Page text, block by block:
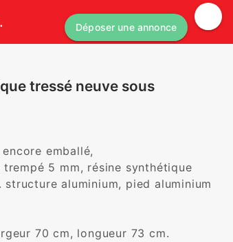
Déposer une annonce
tressé neuve sous
emballé,
5 mm, résine synthétique
aluminium, pied aluminium
70 cm, longueur 73 cm.